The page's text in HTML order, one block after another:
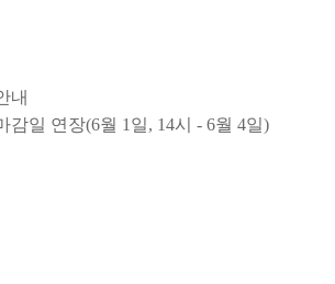
내
감일 연장(6월 1일, 14시 - 6월 4일)